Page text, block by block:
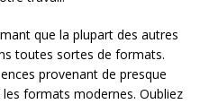
que la plupart des autres
toutes sortes de formats.
provenant de presque
formats modernes. Oubliez